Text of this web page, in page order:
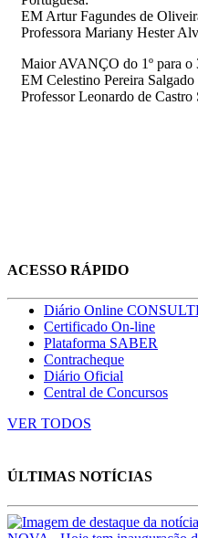
EM Artur Fagundes de
Professora Mariany Hester
Maior AVANÇO do 1º para o
EM Celestino Pereira Salgado
Professor Leonardo de Castro
ACESSO RÁPIDO
Diário Online
Certificado On-line
Plataforma SABER
Contracheque
Diário Oficial
Central de Concursos
VER TODOS
ÚLTIMAS NOTÍCIAS